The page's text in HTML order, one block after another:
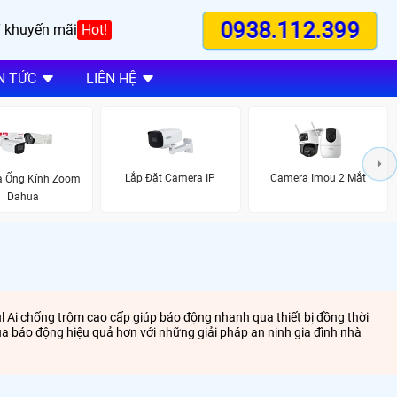
khuyến mãi Hot! 0938.112.399
TỨC LIÊN HỆ
Ống Kính Zoom
Dahua
Lắp Đặt Camera IP Camera Imou 2 Mắt
chống trộm cao cấp giúp báo động nhanh qua thiết bị đồng thời
báo động hiệu quả hơn với những giải pháp an ninh gia đình nhà